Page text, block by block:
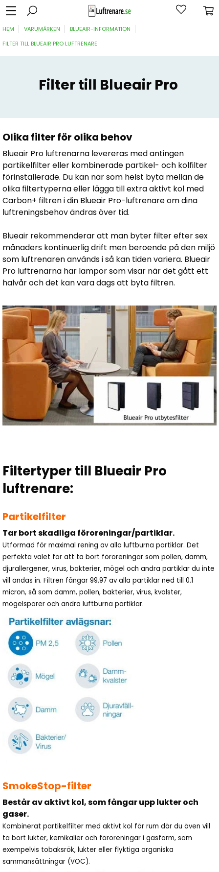
HEM VARUMÄRKEN
BLUEAIR-INFORMATION
FILTER TILL BLUEAIR PRO LUFTRENARE
Filter till Blueair Pro
Olika filter för olika behov
Blueair Pro luftrenarna levereras med antingen
partikelfilter eller kombinerade partikel- och kolfilter
förinstallerade. Du kan när som helst byta mellan de
olika filtertyperna eller lägga till extra aktivt kol med
Carbon+ filtren i din Blueair Pro-luftrenare om dina
luftreningsbehov ändras över tid.
Blueair rekommenderar att man byter filter efter sex
månaders kontinuerlig drift men beroende på den miljö
som luftrenaren används i så kan tiden variera. Blueair
Pro luftrenarna har lampor som visar när det gått ett
halvår och det kan vara dags att byta filtren.
Filtertyper till Blueair Pro
luftrenare:
Partikelfilter
Tar bort skadliga föroreningar/partiklar.
Utformad för maximal rening av alla luftburna partiklar. Det
perfekta valet för att ta bort föroreningar som pollen, damm,
djurallergener, virus, bakterier, mögel och andra partiklar du inte
vill andas in. Filtren fångar 99,97 av alla partiklar ned till 0.1
micron, så som damm, pollen, bakterier, virus, kvalster,
mögelsporer och andra luftburna partiklar.
SmokeStop-filter
Består av aktivt kol, som fångar upp lukter och
gaser.
Kombinerat partikelfilter med aktivt kol för rum där du även vill
ta bort lukter, kemikalier och föroreningar i gasform, som
exempelvis tobaksrök, lukter eller flyktiga organiska
sammansättningar (VOC).